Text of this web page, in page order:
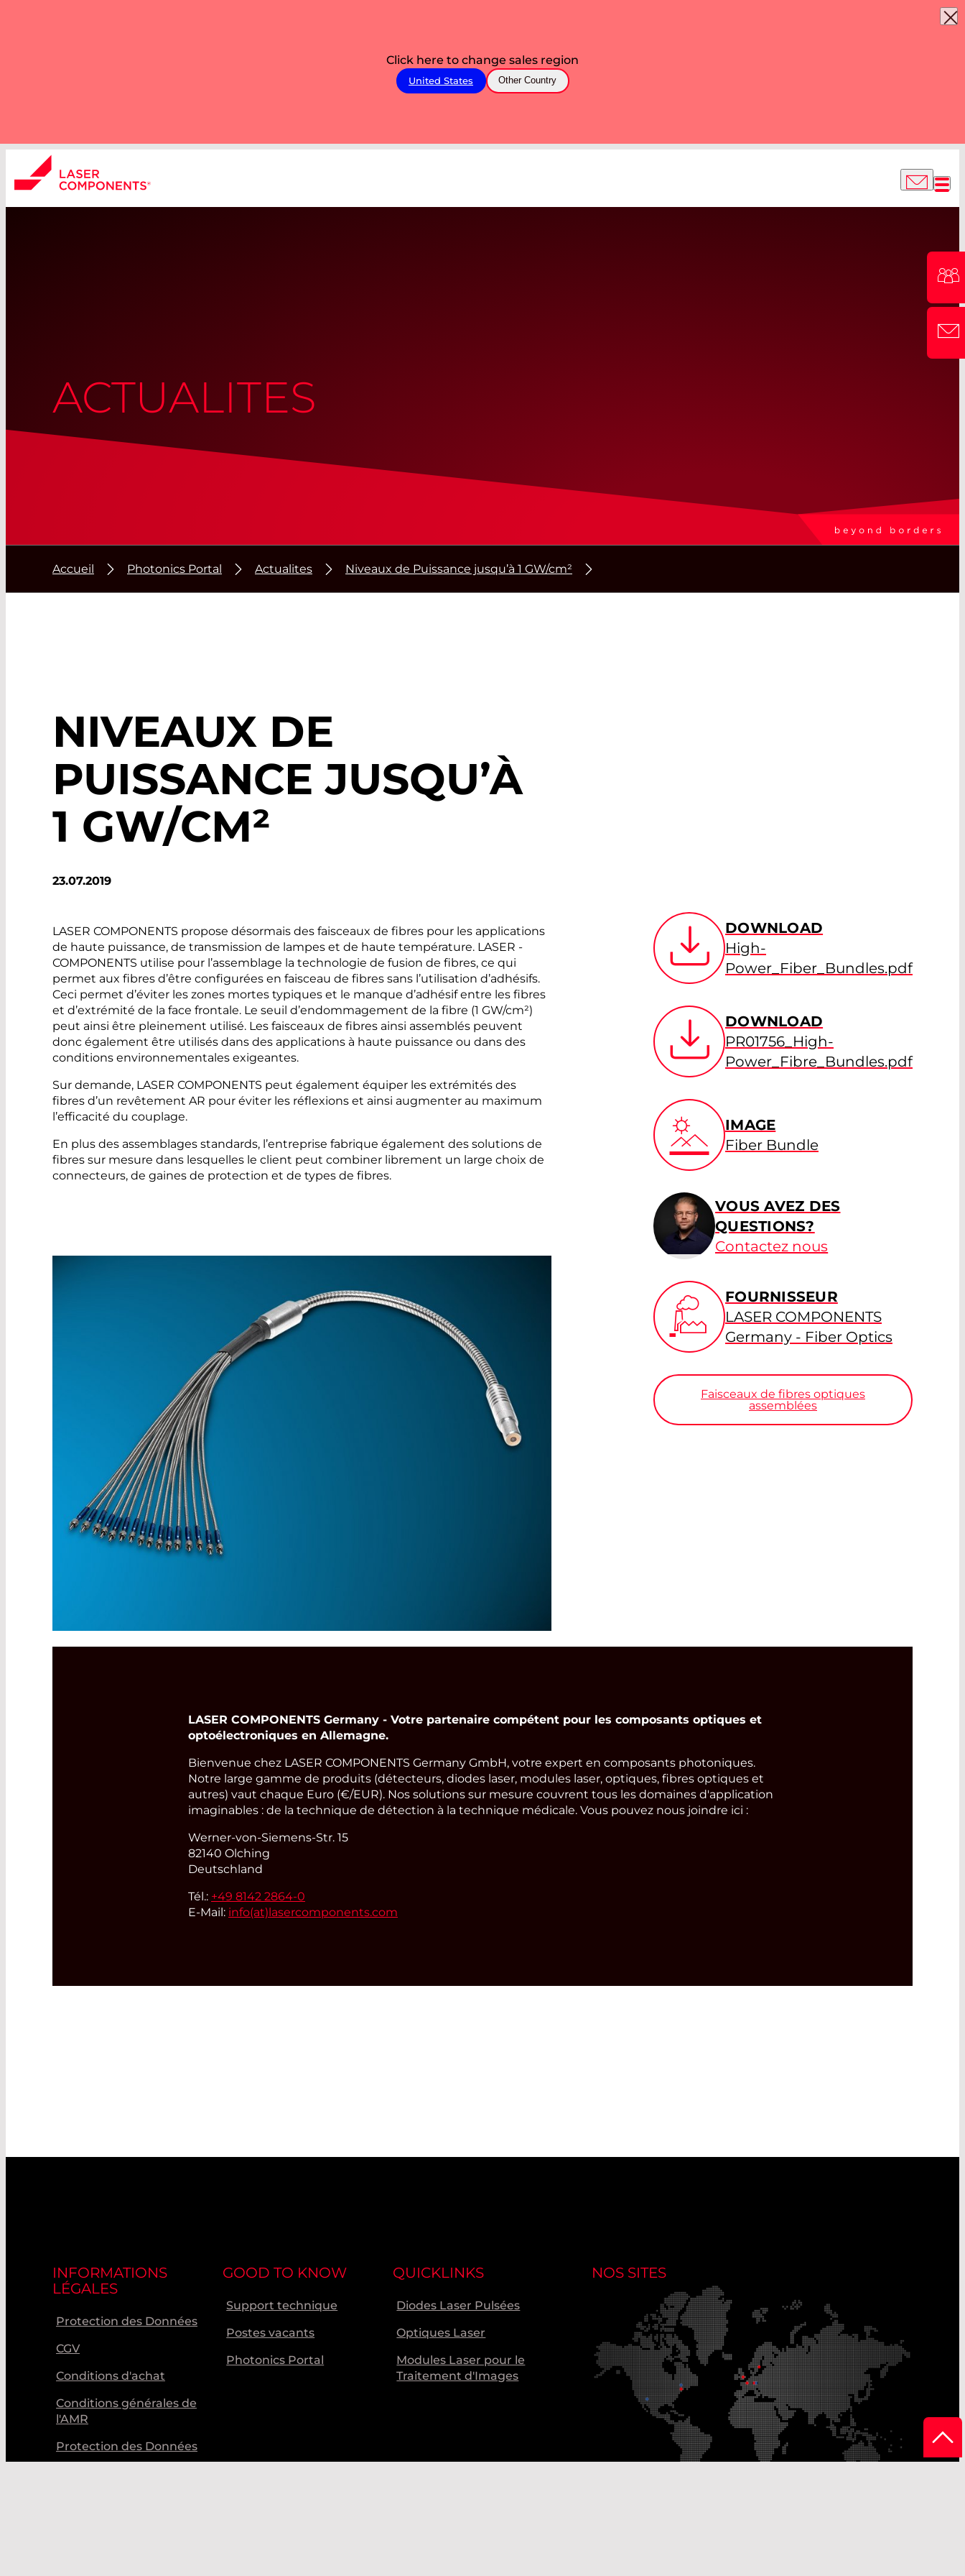
Click here to change sales region
United States Other Country
ACTUALITES
Accueil Photonics Portal Actualites Niveaux de Puissance jusqu’à 1 GW/cm²
NIVEAUX DE
PUISSANCE JUSQU’À
1 GW/CM²
23.07.2019
LASER COMPONENTS propose désormais des faisceaux de fibres pour les applications
de haute puissance, de transmission de lampes et de haute température. LASER ­
COMPONENTS utilise pour l’assemblage la technologie de fusion de fibres, ce qui
permet aux fibres d’être configurées en faisceau de fibres sans l’utilisation d’adhésifs.
Ceci permet d’éviter les zones mortes typiques et le manque d’adhésif entre les fibres
et d’extrémité de la face frontale. Le seuil d’endommagement de la fibre (1 GW/cm²)
peut ainsi être pleinement utilisé. Les faisceaux de fibres ainsi assemblés peuvent
donc également être utilisés dans des applications à haute puissance ou dans des
conditions environnementales exigeantes.
Sur demande, LASER COMPONENTS peut également équiper les extrémités des
fibres d’un revêtement AR pour éviter les réflexions et ainsi augmenter au maximum
l’efficacité du couplage.
En plus des assemblages standards, l’entreprise fabrique également des solutions de
fibres sur mesure dans lesquelles le client peut combiner librement un large choix de
connecteurs, de gaines de protection et de types de fibres.
DOWNLOAD
High-
Power_Fiber_Bundles.pdf
DOWNLOAD
PR01756_High-
Power_Fibre_Bundles.pdf
IMAGE
Fiber Bundle
VOUS AVEZ DES
QUESTIONS?
Contactez nous
FOURNISSEUR
LASER COMPONENTS
Germany - Fiber Optics
Faisceaux de fibres optiques
assemblées
LASER COMPONENTS Germany - Votre partenaire compétent pour les composants optiques et
optoélectroniques en Allemagne.
Bienvenue chez LASER COMPONENTS Germany GmbH, votre expert en composants photoniques.
Notre large gamme de produits (détecteurs, diodes laser, modules laser, optiques, fibres optiques et
autres) vaut chaque Euro (€/EUR). Nos solutions sur mesure couvrent tous les domaines d'application
imaginables : de la technique de détection à la technique médicale. Vous pouvez nous joindre ici :
Werner-von-Siemens-Str. 15
82140 Olching
Deutschland
Tél.: +49 8142 2864-0
E-Mail: info(at)lasercomponents.com
INFORMATIONS
LÉGALES
Protection des Données
CGV
Conditions d'achat
Conditions générales de
l'AMR
Protection des Données
GOOD TO KNOW
Support technique
Postes vacants
Photonics Portal
QUICKLINKS
Diodes Laser Pulsées
Optiques Laser
Modules Laser pour le
Traitement d'Images
NOS SITES